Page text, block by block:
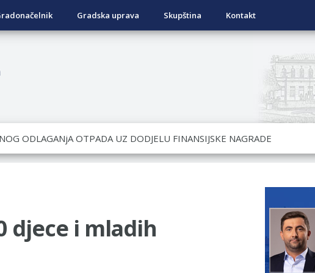
Gradska uprava Skupština Kontakt
SREDSTAVA ZA SUFINANSIRANjE KUPOVINE SEOSKE KUĆE SA
KOJI SU OSTVARILI PRAVO NA GRADSKI MJESEČNI BORAČKI
DVORIŠTE INDIVIDUALNIH DOMAĆINSTAVA, DVORIŠTE ZAJEDNICA
djece i mladih